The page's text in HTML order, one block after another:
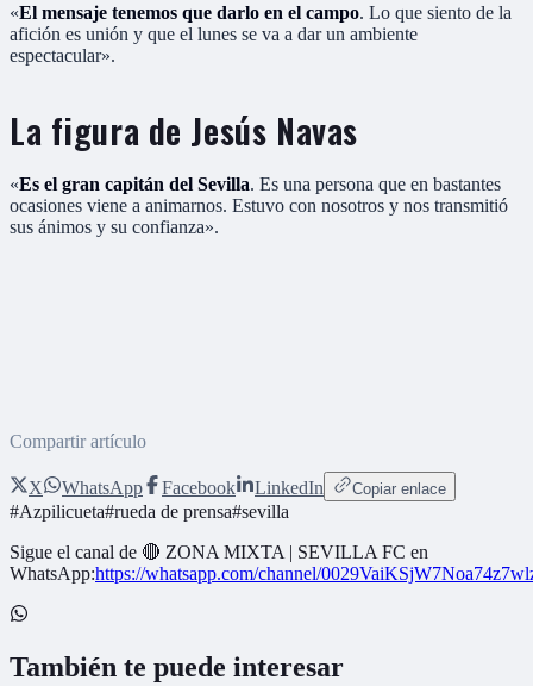
«El mensaje tenemos que darlo en el campo. Lo que siento de la
afición es unión y que el lunes se va a dar un ambiente
espectacular».
La figura de Jesús Navas
«Es el gran capitán del Sevilla. Es una persona que en bastantes
ocasiones viene a animarnos. Estuvo con nosotros y nos transmitió
sus ánimos y su confianza».
Compartir artículo
X WhatsApp Facebook LinkedIn Copiar enlace
#Azpilicueta#rueda de prensa#sevilla
Sigue el canal de 🔴 ZONA MIXTA | SEVILLA FC en
WhatsApp:https://whatsapp.com/channel/
También te puede interesar